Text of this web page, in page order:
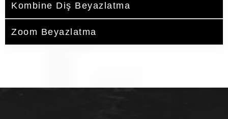
Kombine Diş Beyazlatma
Zoom Beyazlatma